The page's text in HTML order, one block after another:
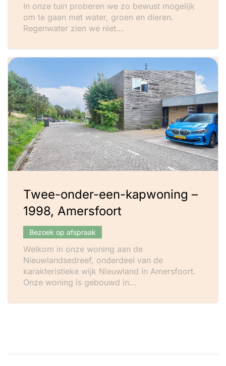
In onze tuin proberen we zo bewust mogelijk
om te gaan met water, groen en dieren.
Regenwater zien we niet...
Twee-onder-een-kapwoning –
1998, Amersfoort
Bezoek op afspraak
Welkom in onze woning aan de
Nieuwlandsedreef, onderdeel van de
karakteristieke wijk Nieuwland in Amersfoort.
Onze woning is gebouwd in...